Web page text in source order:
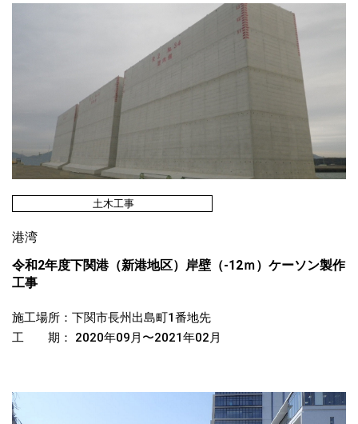
土木工事
港湾
令和2年度下関港（新港地区）岸壁（-12ｍ）ケーソン製作
工事
施工場所：下関市長州出島町1番地先
工 期： 2020年09月〜2021年02月